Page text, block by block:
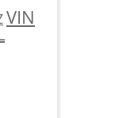
VIN